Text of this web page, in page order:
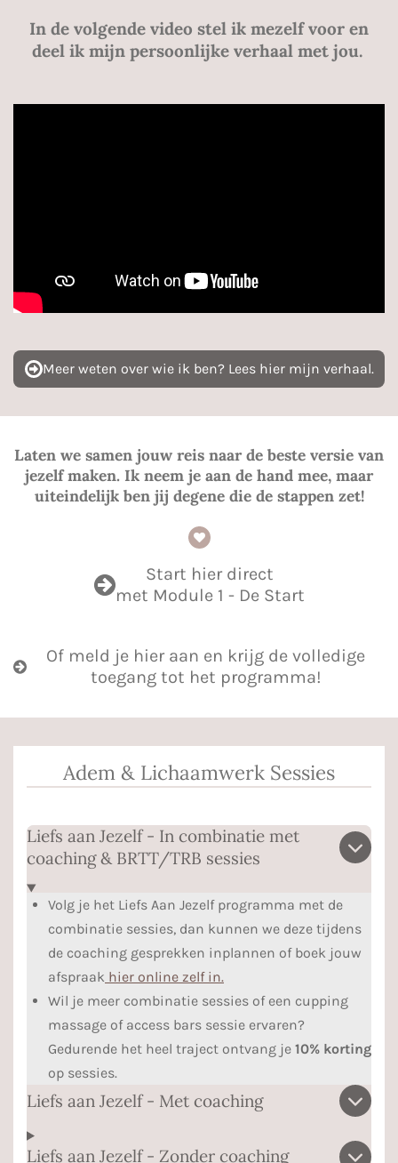
In de volgende video stel ik mezelf voor en
deel ik mijn persoonlijke verhaal met jou.
Meer weten over wie ik ben? Lees hier mijn verhaal.
Laten we samen jouw reis naar de beste versie van
jezelf maken. Ik neem je aan de hand mee, maar
uiteindelijk ben jij degene die de stappen zet!
Start hier direct
met Module 1 - De Start
Of meld je hier aan en krijg de volledige
toegang tot het programma!
Adem & Lichaamwerk Sessies
Liefs aan Jezelf - In combinatie met
coaching & BRTT/TRB sessies
Volg je het Liefs Aan Jezelf programma met de
combinatie sessies, dan kunnen we deze tijdens
de coaching gesprekken inplannen of boek jouw
afspraak hier online zelf in.
Wil je meer combinatie sessies of een cupping
massage of access bars sessie ervaren?
Gedurende het heel traject ontvang je 10% korting
op sessies.
Liefs aan Jezelf - Met coaching
Liefs aan Jezelf - Zonder coaching